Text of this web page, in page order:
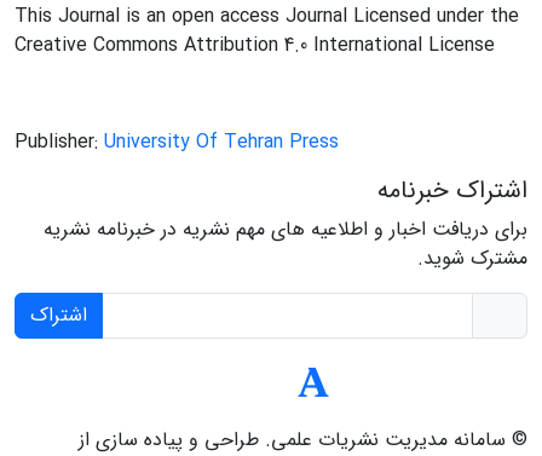
This Journal is an open access Journal Licensed under the
Creative Commons Attribution 4.0 International License
Publisher: University Of Tehran Press
اشتراک خبرنامه
برای دریافت اخبار و اطلاعیه های مهم نشریه در خبرنامه نشریه
مشترک شوید.
اشتراک
© سامانه مدیریت نشریات علمی. طراحی و پیاده سازی از